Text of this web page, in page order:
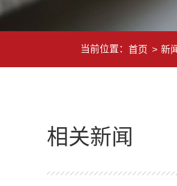
当前位置： 首页 > 新
相关新闻